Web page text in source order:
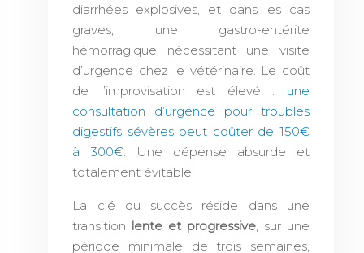
diarrhées explosives, et dans les cas
graves, une gastro-entérite
hémorragique nécessitant une visite
d’urgence chez le vétérinaire. Le coût
de l’improvisation est élevé : une
consultation d’urgence pour troubles
digestifs sévères peut coûter de 150€
à 300€ . Une dépense absurde et
totalement évitable.
La clé du succès réside dans une
transition lente et progressive , sur une
période minimale de trois semaines,